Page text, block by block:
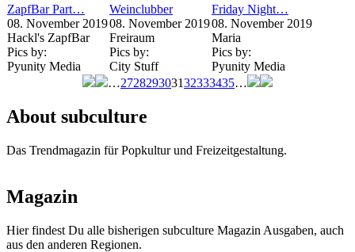
ZapfBar Part…
08. November 2019
Hackl's ZapfBar
Pics by:
Pyunity Media
Weinclubber
08. November 2019
Freiraum
Pics by:
City Stuff
Friday Night…
08. November 2019
Maria
Pics by:
Pyunity Media
…272829303132333435…
About subculture
Das Trendmagazin für Popkultur und Freizeitgestaltung.
Magazin
Hier findest Du alle bisherigen subculture Magazin Ausgaben, auch
aus den anderen Regionen.